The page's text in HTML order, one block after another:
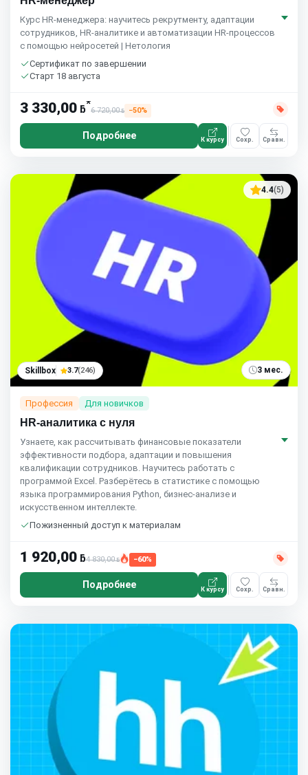
Курс HR-менеджера: научитесь рекрутменту, адаптации
сотрудников, HR-аналитике и автоматизации HR-процессов
с помощью нейросетей | Нетология
Сертификат по завершении
Старт 18 августа
3 330,00 ƃ*
6 720,00ƃ −50%
Подробнее К курсу Сохр. Сравн.
4.4(5)
Skillbox 3.7(246) 3 мес.
Профессия Для новичков
HR-аналитика с нуля
Узнаете, как рассчитывать финансовые показатели
эффективности подбора, адаптации и повышения
квалификации сотрудников. Научитесь работать с
программой Excel. Разберётесь в статистике с помощью
языка программирования Python, бизнес-анализе и
искусственном интеллекте.
Пожизненный доступ к материалам
1 920,00 ƃ4 830,00ƃ −60%
Подробнее К курсу Сохр. Сравн.